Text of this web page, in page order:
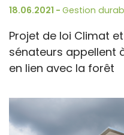
18.06.2021 - Gestion
Projet de loi Climat
sénateurs appellent
en lien avec la forêt